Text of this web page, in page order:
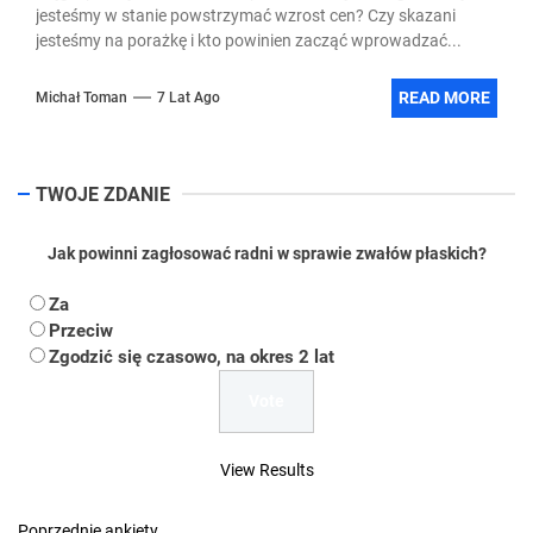
jesteśmy w stanie powstrzymać wzrost cen? Czy skazani
jesteśmy na porażkę i kto powinien zacząć wprowadzać...
Michał Toman 7 Lat Ago READ MORE
TWOJE ZDANIE
Jak powinni zagłosować radni w sprawie zwałów płaskich?
Za
Przeciw
Zgodzić się czasowo, na okres 2 lat
View Results